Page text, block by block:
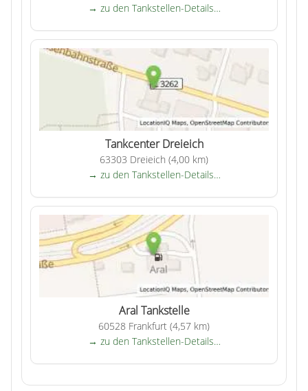
→ zu den Tankstellen-Details…
Tankcenter Dreieich
63303 Dreieich (4,00 km)
→ zu den Tankstellen-Details…
Aral Tankstelle
60528 Frankfurt (4,57 km)
→ zu den Tankstellen-Details…